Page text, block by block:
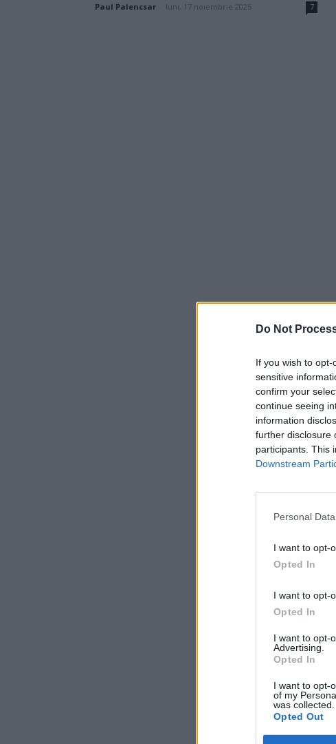
Do Not
If you wish to
sensitive
confirm your
continue seeing
information
further disclosure
participants. This
Downstream
Personal
I want to opt-
Opted In
I want to opt-
Opted In
I want to opt-
Advertising.
Opted In
I want to opt-
of my
was collected.
Opted Out
Paul Palencsar luni, 17 noiembrie 2025 7